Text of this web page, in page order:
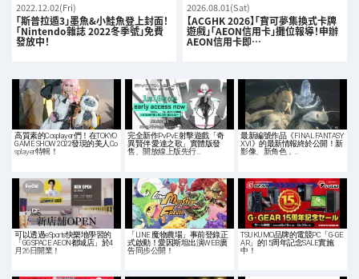
2022.12.02(Fri)
「斯普拉遁3」墨魚&小鮭魚登上封面！
「Nintendo雜誌 2022冬季號」免費
發放中！
2026.08.01(Sat)
【ACGHK 2026】「寶可夢集換式卡牌
遊戲」「AEON信用卡」攤位報導！申辦
AEON信用卡即…
高質素的Cosplayer們！在TOKYO
GAME SHOW 2022發現的美人Co
splayer特輯！
完全新作PvPvE射擊遊戲「奇
異賢伴 愛達之歌」實體版發
售、開放線上版先行…
最新編號作品《FINAL FANTASY
XVI》的最新情報終於公開！新
影像、新角色，…
可以透過eSports快樂地學習的
「GGSPACE AEON都城店」於4
月26日開業！
「LINE 魔物農場」事前登錄正
式啟動！愛因斯坦出演WEB廣
告同步公開！
TSUKUMO品牌的電競PC「G-GE
AR」的15周年記念SALE實施
中！